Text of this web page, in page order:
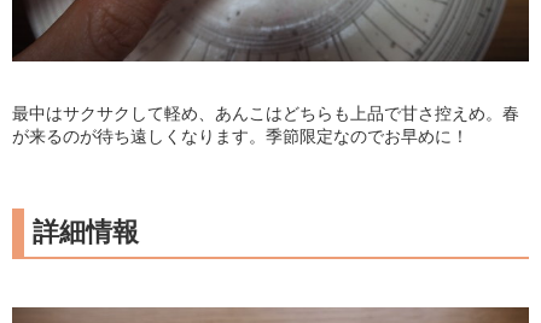
最中はサクサクして軽め、あんこはどちらも上品で甘さ控えめ。春
が来るのが待ち遠しくなります。季節限定なのでお早めに！
詳細情報